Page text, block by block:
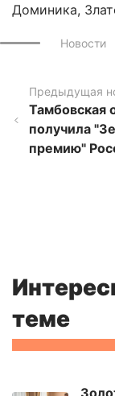
Доминика,
Новости
Предыдущая
Тамбовская
получила
премию"
теме